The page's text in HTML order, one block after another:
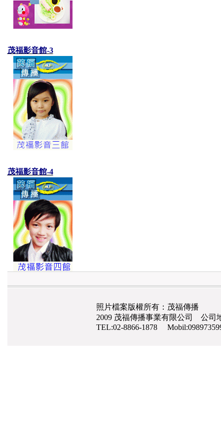
茂福影音館-3
茂福影音館-4
照片檔案版權所有：茂福傳播
2009 茂福傳播事業有限公司 公司
TEL:02-8866-1878